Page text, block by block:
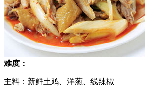
难度：
主料：新鲜土鸡、洋葱、线辣椒